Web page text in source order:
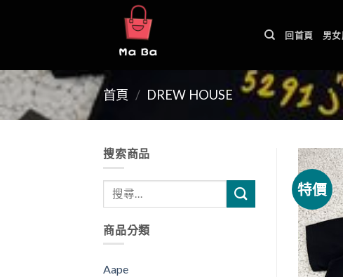
回首頁 男
首頁 / DREW HOUSE
特價
搜索商品
商品分類
Aape